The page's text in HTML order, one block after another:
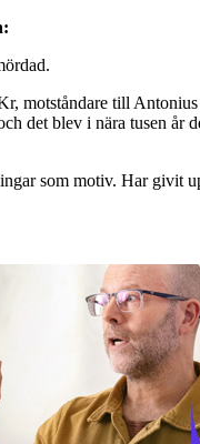
motståndare till
det blev i nära tusen år
som motiv. Har givit